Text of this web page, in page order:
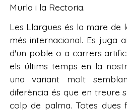
Murla i la Rectoria.
Les Llargues és la mare de
més internacional. Es juga
d'un poble o a carrers
els últims temps en la
una variant molt
diferència és que en treure
colp de palma. Totes